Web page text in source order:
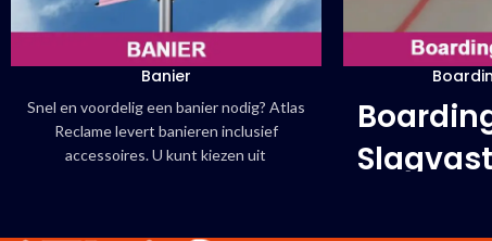
Banier
Snel en voordelig een banier nodig? Atlas
Reclame levert banieren inclusief
accessoires. U kunt kiezen uit